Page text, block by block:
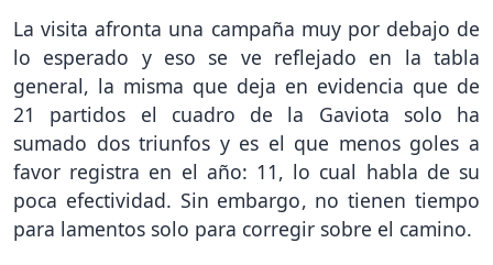
La visita afronta una campaña muy por debajo de
lo esperado y eso se ve reflejado en la tabla
general, la misma que deja en evidencia que de
21 partidos el cuadro de la Gaviota solo ha
sumado dos triunfos y es el que menos goles a
favor registra en el año: 11, lo cual habla de su
poca efectividad. Sin embargo, no tienen tiempo
para lamentos solo para corregir sobre el camino.